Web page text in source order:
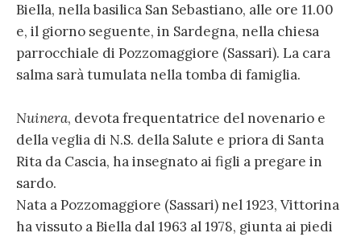
Biella, nella basilica San Sebastiano, alle ore 11.00
e, il giorno seguente, in Sardegna, nella chiesa
parrocchiale di Pozzomaggiore (Sassari). La cara
salma sarà tumulata nella tomba di famiglia.
Nuinera, devota frequentatrice del novenario e
della veglia di N.S. della Salute e priora di Santa
Rita da Cascia, ha insegnato ai figli a pregare in
sardo.
Nata a Pozzomaggiore (Sassari) nel 1923, Vittorina
ha vissuto a Biella dal 1963 al 1978, giunta ai piedi